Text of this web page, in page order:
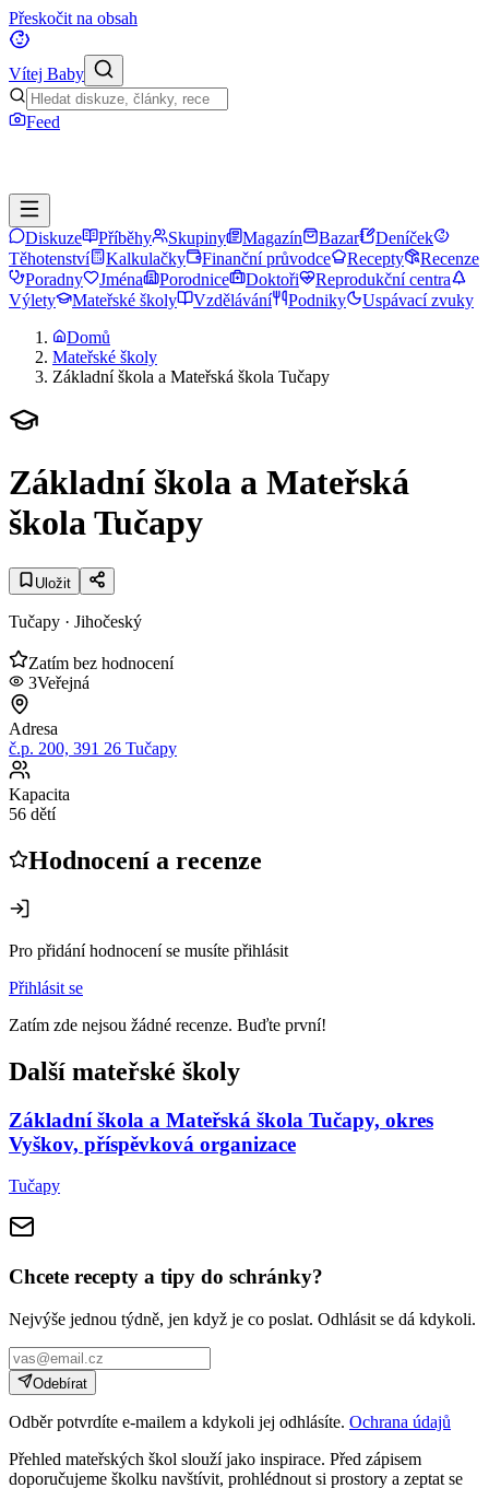
Přeskočit na obsah
Vítej Baby
Feed
Diskuze Příběhy Skupiny Magazín Bazar
Deníček
Těhotenství
Kalkulačky Finanční průvodce Recepty
Recenze
Poradny
Jména Porodnice Doktoři
Reprodukční centra
Výlety
Mateřské školy Vzdělávání Podniky
Uspávací zvuky
Domů
Mateřské školy
Základní škola a Mateřská škola Tučapy
Základní škola a Mateřská
škola Tučapy
Uložit
Tučapy · Jihočeský
Zatím bez hodnocení
3Veřejná
Adresa
č.p. 200, 391 26 Tučapy
Kapacita
56 dětí
Hodnocení a recenze
Pro přidání hodnocení se musíte přihlásit
Přihlásit se
Zatím zde nejsou žádné recenze. Buďte první!
Další mateřské školy
Základní škola a Mateřská škola Tučapy, okres
Vyškov, příspěvková organizace
Tučapy
Chcete recepty a tipy do schránky?
Nejvýše jednou týdně, jen když je co poslat. Odhlásit se dá kdykoli.
Odebírat
Odběr potvrdíte e-mailem a kdykoli jej odhlásíte. Ochrana údajů
Přehled mateřských škol slouží jako inspirace. Před zápisem
doporučujeme školku navštívit, prohlédnout si prostory a zeptat se